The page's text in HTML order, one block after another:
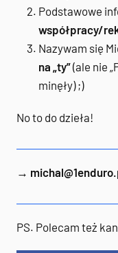
Podstawowe
współpracy/
Nazywam się
na „ty”(ale nie
minęły) ;)
No to do dzieła!
→
PS. Polecam też